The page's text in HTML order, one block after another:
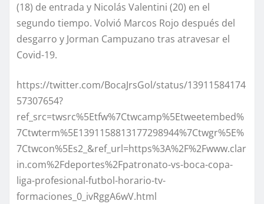
(18) de entrada y Nicolás Valentini (20) en el
segundo tiempo. Volvió Marcos Rojo después del
desgarro y Jorman Campuzano tras atravesar el
Covid-19.
https://twitter.com/BocaJrsGol/status/13911584174
57307654?
ref_src=twsrc%5Etfw%7Ctwcamp%5Etweetembed%
7Ctwterm%5E1391158813177298944%7Ctwgr%5E%
7Ctwcon%5Es2_&ref_url=https%3A%2F%2Fwww.clar
in.com%2Fdeportes%2Fpatronato-vs-boca-copa-
liga-profesional-futbol-horario-tv-
formaciones_0_ivRggA6wV.html